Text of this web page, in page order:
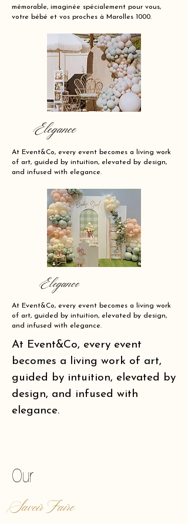
mémorable, imaginée spécialement pour vous,
votre bébé et vos proches à Marolles 1000.
Elegance
At Event&Co, every event becomes a living work
of art, guided by intuition, elevated by design,
and infused with elegance.
Elegance
At Event&Co, every event becomes a living work
of art, guided by intuition, elevated by design,
and infused with elegance.
At Event&Co, every event
becomes a living work of art,
guided by intuition, elevated by
design, and infused with
elegance.
Our
Savoir Faire